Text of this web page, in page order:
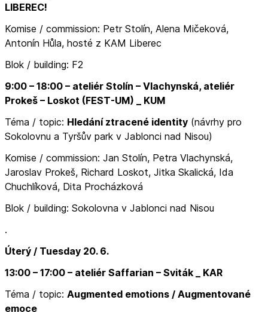
LIBEREC!
Komise / commission: Petr Stolín, Alena Mičeková,
Antonín Hůla, hosté z KAM Liberec
Blok / building: F2
9:00 – 18:00 – ateliér Stolín – Vlachynská, ateliér
Prokeš – Loskot (FEST-UM) _ KUM
Téma / topic: Hledání ztracené identity (návrhy pro
Sokolovnu a Tyršův park v Jablonci nad Nisou)
Komise / commission: Jan Stolín, Petra Vlachynská,
Jaroslav Prokeš, Richard Loskot, Jitka Skalická, Ida
Chuchlíková, Dita Procházková
Blok / building: Sokolovna v Jablonci nad Nisou
.
Úterý / Tuesday 20. 6.
13:00 – 17:00 – ateliér Saffarian – Sviták _ KAR
Téma / topic: Augmented emotions / Augmentované
emoce